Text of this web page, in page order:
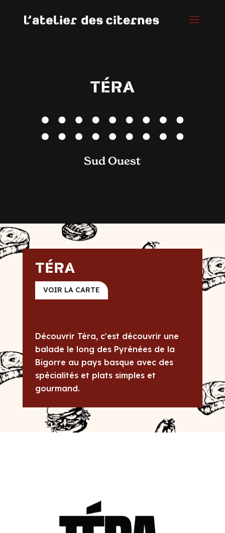
TÉRA
Sud Ouest
TÉRA
VOIR LA CARTE
Découvrir Téra, c'est découvrir une
balade le long des Pyrénées de la
Bigorre au pays basque avec des
spécialités et plats simples et
gourmand.